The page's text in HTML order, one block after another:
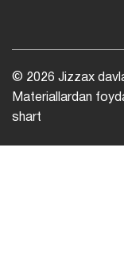
© 2026 Jizzax
Materiallardan
shart